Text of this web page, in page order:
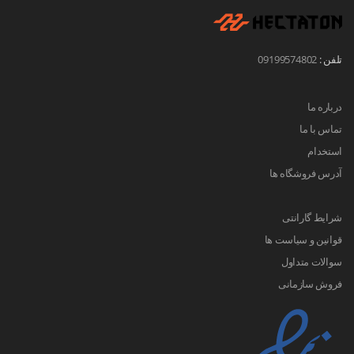
تلفن : 09199574802
درباره ما
تماس با ما
استخدام
آدرس فروشگاه ها
شرایط گارانتی
قوانین و سیاست ها
سوالات متداول
فروش سازمانی